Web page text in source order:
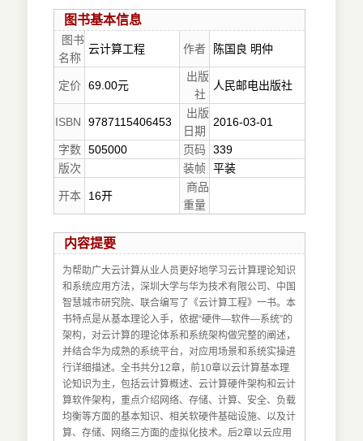
图书基本信息
图书
名称
云计算工程 作者 陈国良 明仲
定价 69.00元
出版
社
人民邮电出版社
ISBN 9787115406453
出版
日期
2016-03-01
字数 505000 页码
339
版次
装帧 平装
开本 16开
商品
重量
内容提要
为帮助广大云计算从业人员更好地学习云计算理论知识
和系统应用方法，深圳大学与华为技术有限公司、中国
智慧城市研究院、联合编写了《云计算工程》一书。本
书特点是从基本理论入手，依据“硬件—软件—系统”的
架构，对云计算的理论体系和系统架构做完整的阐述，
并结合华为成熟的系统平台，对应用场景和系统实操进
行详细描述。全书共分12章，前10章以云计算基本理
论知识为主，包括云计算概述、云计算硬件架构和云计
算软件架构，重点介绍网络、存储、计算、安全、负载
均衡等方面的基本知识、相关软硬件基础设施、以及计
算、存储、网络三方面的虚拟化技术。后2章以云应用